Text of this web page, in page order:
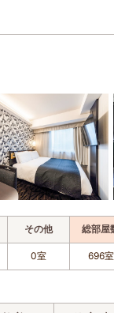
その他 総部屋
0室 696室